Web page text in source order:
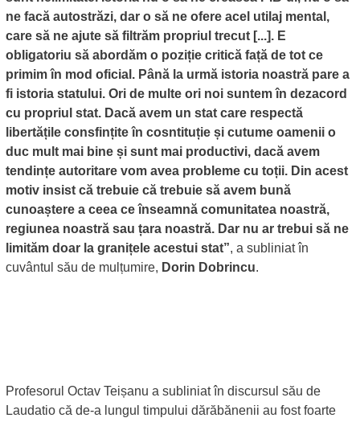
ne facă autostrăzi, dar o să ne ofere acel utilaj mental,
care să ne ajute să filtrăm propriul trecut [...]. E
obligatoriu să abordăm o poziție critică față de tot ce
primim în mod oficial. Până la urmă istoria noastră pare a
fi istoria statului. Ori de multe ori noi suntem în dezacord
cu propriul stat. Dacă avem un stat care respectă
libertățile consfințite în cosntituție și cutume oamenii o
duc mult mai bine și sunt mai productivi, dacă avem
tendințe autoritare vom avea probleme cu toții. Din acest
motiv insist că trebuie că trebuie să avem bună
cunoaștere a ceea ce înseamnă comunitatea noastră,
regiunea noastră sau țara noastră. Dar nu ar trebui să ne
limităm doar la granițele acestui stat”, a subliniat în
cuvântul său de mulțumire, Dorin Dobrincu.
Profesorul Octav Teișanu a subliniat în discursul său de
Laudatio că de-a lungul timpului dărăbănenii au fost foarte